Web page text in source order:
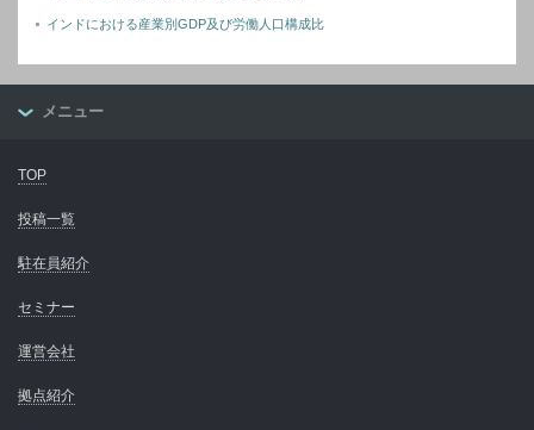
インドにおける産業別GDP及び労働人口構成比
メニュー
TOP
投稿一覧
駐在員紹介
セミナー
運営会社
拠点紹介